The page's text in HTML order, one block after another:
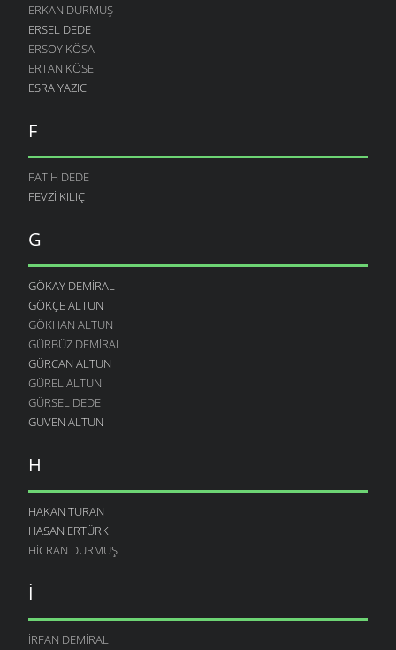
ERKAN DURMUŞ
ERSEL DEDE
ERSOY KÖSA
ERTAN KÖSE
ESRA YAZICI
F
FATIH DEDE
FEVZI KILIÇ
G
GÖKAY DEMIRAL
GÖKÇE ALTUN
GÖKHAN ALTUN
GÜRBÜZ DEMIRAL
GÜRCAN ALTUN
GÜREL ALTUN
GÜRSEL DEDE
GÜVEN ALTUN
H
HAKAN TURAN
HASAN ERTÜRK
HICRAN DURMUŞ
İ
İRFAN DEMIRAL